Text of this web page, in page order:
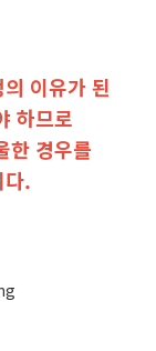
이유가 된
하므로
한 경우를
다.